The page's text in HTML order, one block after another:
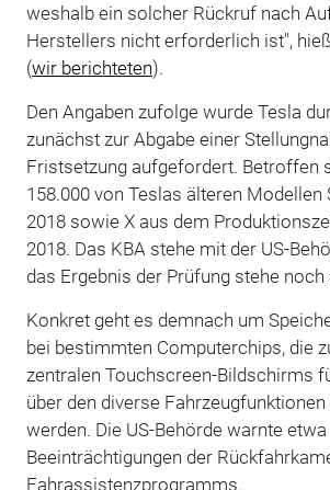
weshalb ein solcher Rückruf nach
Herstellers nicht erforderlich ist",
(wir berichteten).
Den Angaben zufolge wurde Tesla
zunächst zur Abgabe einer
Fristsetzung aufgefordert. Betroffen
158.000 von Teslas älteren Modellen
2018 sowie X aus dem
2018. Das KBA stehe mit der US-
das Ergebnis der Prüfung stehe noch
Konkret geht es demnach um
bei bestimmten Computerchips, die
zentralen Touchscreen-Bildschirms
über den diverse
werden. Die US-Behörde warnte
Beeinträchtigungen der
Fahrassistenzprogramms.